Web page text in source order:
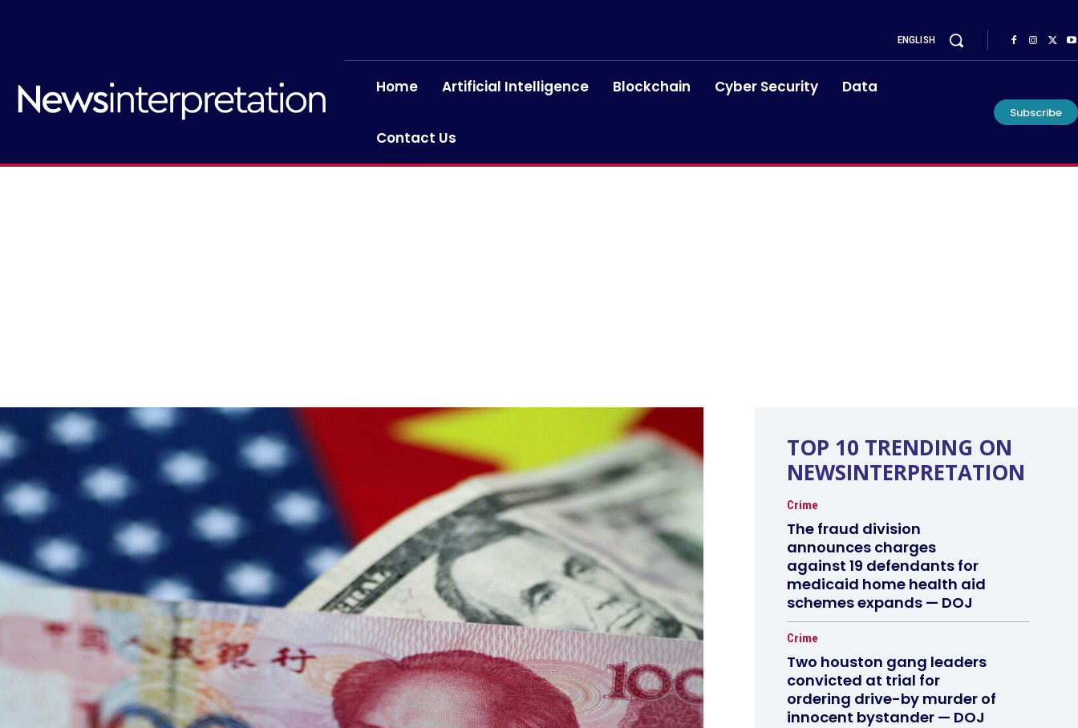
ENGLISH
Home Artificial Intelligence Blockchain Cyber Security Data
Contact Us
Subscribe
TOP 10 TRENDING ON
NEWSINTERPRETATION
Crime
The fraud division
announces charges
against 19 defendants for
medicaid home health aid
schemes expands — DOJ
Crime
Two houston gang leaders
convicted at trial for
ordering drive-by murder of
innocent bystander — DOJ